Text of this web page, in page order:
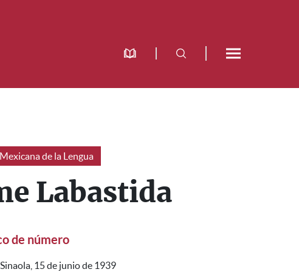
de la Lengua
Labastida
de número
15 de junio de 1939